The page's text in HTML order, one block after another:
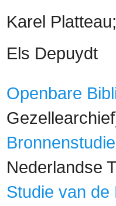
Karel
Els Depuydt
Openbare
Bronnenstudie
Nederlandse
Studie van de